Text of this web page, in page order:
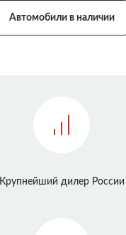
Автомобили в наличии
Крупнейший дилер России